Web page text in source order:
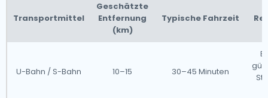
Transportmittel
Geschätzte
Entfernung
(km)
Typische Fahrzeit
U-Bahn / S-Bahn 10–15 30–45 Minuten